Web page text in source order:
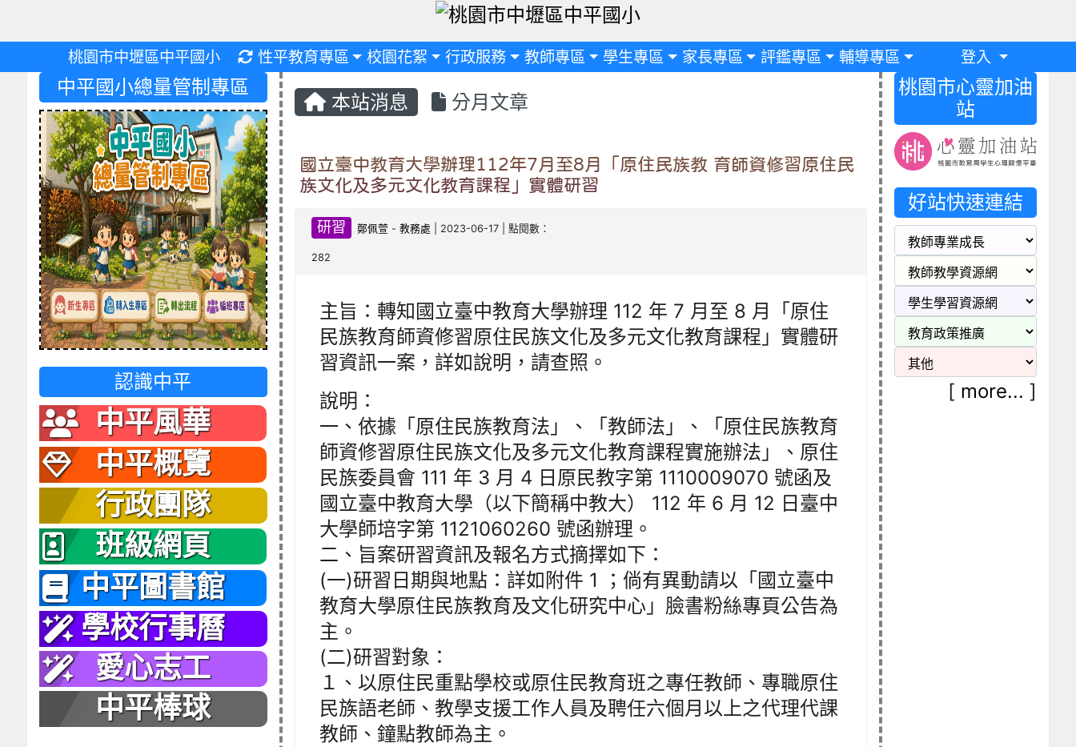
桃園市中壢區中平國小 重新取得佈景設定
性平教育專區 校園花絮 行政服務 教師專區 學生專區 家長專區 評鑑專區 輔導專區 登入
本站消息 分月文章
國立臺中教育大學辦理112年7月至8月「原住民族教 育師資修習原住民
族文化及多元文化教育課程」實體研習
研習 鄭佩萱 -教務處 | 2023-06-17 | 點閱數：
282
主旨：轉知國立臺中教育大學辦理 112 年 7 月至 8 月「原住
民族教育師資修習原住民族文化及多元文化教育課程」實體研
習資訊一案，詳如說明，請查照。
說明：
一、依據「原住民族教育法」、「教師法」、「原住民族教育
師資修習原住民族文化及多元文化教育課程實施辦法」、原住
民族委員會 111 年 3 月 4 日原民教字第 1110009070 號函及
國立臺中教育大學（以下簡稱中教大） 112 年 6 月 12 日臺中
大學師培字第 1121060260 號函辦理。
二、旨案研習資訊及報名方式摘擇如下：
(一)研習日期與地點：詳如附件 1 ；倘有異動請以「國立臺中
教育大學原住民族教育及文化研究中心」臉書粉絲專頁公告為
主。
(二)研習對象：
１、以原住民重點學校或原住民教育班之專任教師、專職原住
民族語老師、教學支援工作人員及聘任六個月以上之代理代課
教師、鐘點教師為主。
中平國小總量管制專區
認識中平
中平風華
中平概覽
行政團隊
班級網頁
中平圖書館
學校行事曆
愛心志工
中平棒球
桃園市心靈加油
站
好站快速連結
[ more... ]